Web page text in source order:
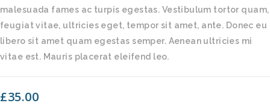
malesuada fames ac turpis egestas. Vestibulum tortor quam,
feugiat vitae, ultricies eget, tempor sit amet, ante. Donec eu
libero sit amet quam egestas semper. Aenean ultricies mi
vitae est. Mauris placerat eleifend leo.
£35.00